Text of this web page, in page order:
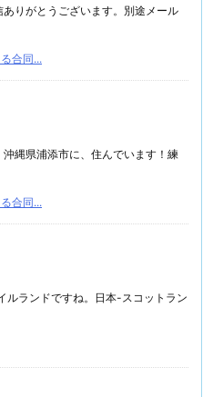
りがとうございます。別途メール
合同...
縄県浦添市に、住んでいます！練
合同...
ルランドですね。日本-スコットラン